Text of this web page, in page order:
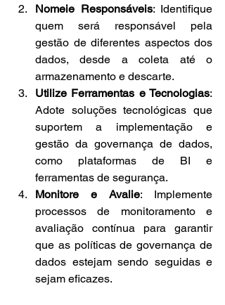
Nomeie Responsáveis: Identifique
quem será responsável pela
gestão de diferentes aspectos dos
dados, desde a coleta até o
armazenamento e descarte.
Utilize Ferramentas e Tecnologias:
Adote soluções tecnológicas que
suportem a implementação e
gestão da governança de dados,
como plataformas de BI e
ferramentas de segurança.
Monitore e Avalie: Implemente
processos de monitoramento e
avaliação contínua para garantir
que as políticas de governança de
dados estejam sendo seguidas e
sejam eficazes.